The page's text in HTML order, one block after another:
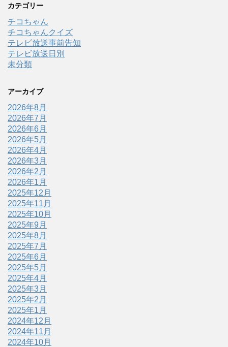
カテゴリー
チコちゃん
チコちゃんクイズ
テレビ放送事前告知
テレビ放送日別
未分類
アーカイブ
2026年8月
2026年7月
2026年6月
2026年5月
2026年4月
2026年3月
2026年2月
2026年1月
2025年12月
2025年11月
2025年10月
2025年9月
2025年8月
2025年7月
2025年6月
2025年5月
2025年4月
2025年3月
2025年2月
2025年1月
2024年12月
2024年11月
2024年10月